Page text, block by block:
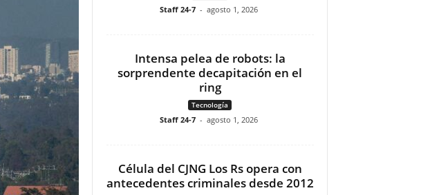
Staff 24-7 - agosto 1, 2026
Intensa pelea de robots: la
sorprendente decapitación en el
ring
Tecnología
Staff 24-7 - agosto 1, 2026
Célula del CJNG Los Rs opera con
antecedentes criminales desde 2012